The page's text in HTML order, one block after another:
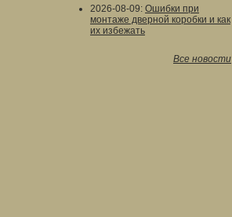
2026-08-09: Ошибки при
монтаже дверной коробки и как
их избежать
Все новости